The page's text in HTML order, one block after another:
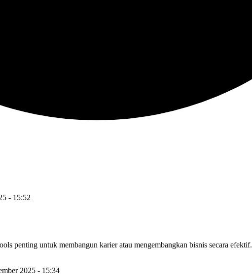
- 15:52
penting untuk membangun karier atau mengembangkan bisnis secara efektif.
2025 - 15:34